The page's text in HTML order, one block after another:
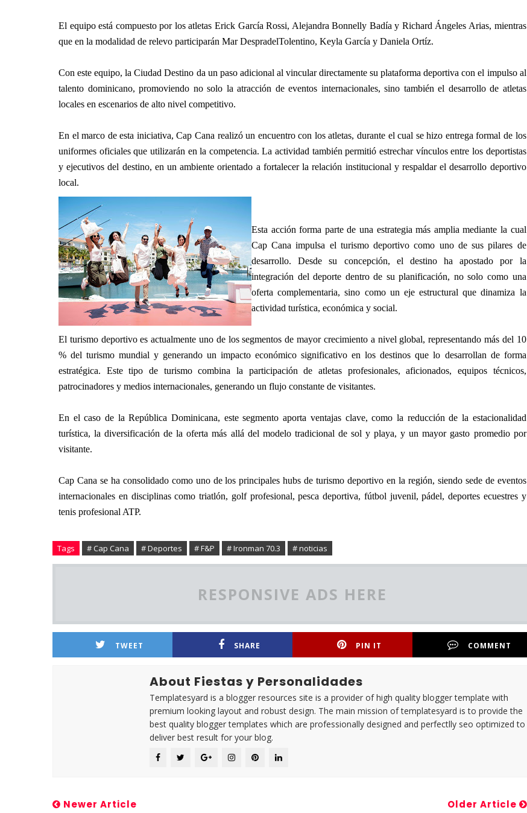
El equipo está compuesto por los atletas Erick García Rossi, Alejandra Bonnelly Badía y Richard Ángeles Arias, mientras
que en la modalidad de relevo participarán Mar DespradelTolentino, Keyla García y Daniela Ortíz.
Con este equipo, la Ciudad Destino da un paso adicional al vincular directamente su plataforma deportiva con el impulso al
talento dominicano, promoviendo no solo la atracción de eventos internacionales, sino también el desarrollo de atletas
locales en escenarios de alto nivel competitivo.
En el marco de esta iniciativa, Cap Cana realizó un encuentro con los atletas, durante el cual se hizo entrega formal de los
uniformes oficiales que utilizarán en la competencia. La actividad también permitió estrechar vínculos entre los deportistas
y ejecutivos del destino, en un ambiente orientado a fortalecer la relación institucional y respaldar el desarrollo deportivo
local.
Esta acción forma parte de una estrategia más amplia mediante la cual
Cap Cana impulsa el turismo deportivo como uno de sus pilares de
desarrollo. Desde su concepción, el destino ha apostado por la
integración del deporte dentro de su planificación, no solo como una
oferta complementaria, sino como un eje estructural que dinamiza la
actividad turística, económica y social.
El turismo deportivo es actualmente uno de los segmentos de mayor crecimiento a nivel global, representando más del 10
% del turismo mundial y generando un impacto económico significativo en los destinos que lo desarrollan de forma
estratégica. Este tipo de turismo combina la participación de atletas profesionales, aficionados, equipos técnicos,
patrocinadores y medios internacionales, generando un flujo constante de visitantes.
En el caso de la República Dominicana, este segmento aporta ventajas clave, como la reducción de la estacionalidad
turística, la diversificación de la oferta más allá del modelo tradicional de sol y playa, y un mayor gasto promedio por
visitante.
Cap Cana se ha consolidado como uno de los principales hubs de turismo deportivo en la región, siendo sede de eventos
internacionales en disciplinas como triatlón, golf profesional, pesca deportiva, fútbol juvenil, pádel, deportes ecuestres y
tenis profesional ATP.
Tags # Cap Cana # Deportes # F&P # Ironman 70.3 # noticias
RESPONSIVE ADS HERE
TWEET SHARE PIN IT COMMENT
About Fiestas y Personalidades
Templatesyard is a blogger resources site is a provider of high quality blogger template with
premium looking layout and robust design. The main mission of templatesyard is to provide the
best quality blogger templates which are professionally designed and perfectlly seo optimized to
deliver best result for your blog.
Newer Article Older Article